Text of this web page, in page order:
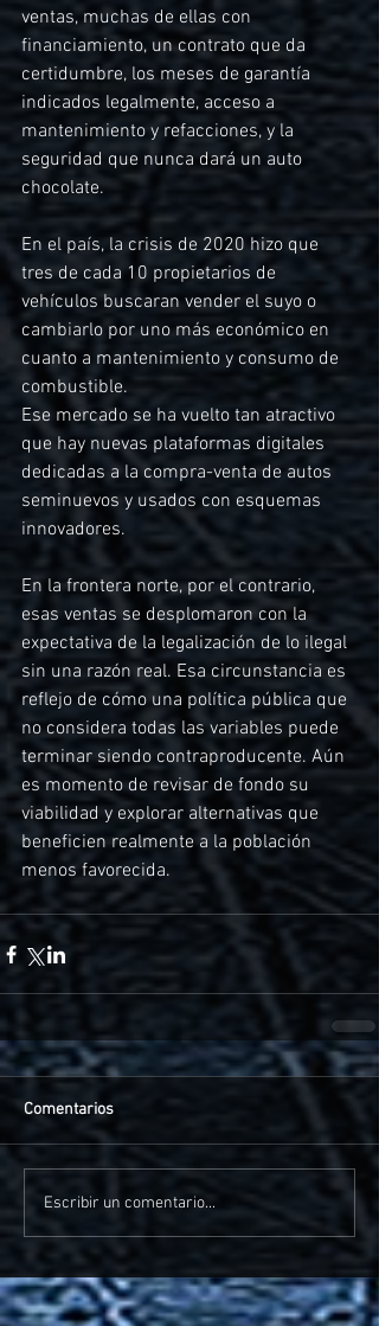
ventas, muchas de ellas con
financiamiento, un contrato que da
certidumbre, los meses de garantía
indicados legalmente, acceso a
mantenimiento y refacciones, y la
seguridad que nunca dará un auto
chocolate.
En el país, la crisis de 2020 hizo que
tres de cada 10 propietarios de
vehículos buscaran vender el suyo o
cambiarlo por uno más económico en
cuanto a mantenimiento y consumo de
combustible.
Ese mercado se ha vuelto tan atractivo
que hay nuevas plataformas digitales
dedicadas a la compra-venta de autos
seminuevos y usados con esquemas
innovadores.
En la frontera norte, por el contrario,
esas ventas se desplomaron con la
expectativa de la legalización de lo ilegal
sin una razón real. Esa circunstancia es
reflejo de cómo una política pública que
no considera todas las variables puede
terminar siendo contraproducente. Aún
es momento de revisar de fondo su
viabilidad y explorar alternativas que
beneficien realmente a la población
menos favorecida.
Comentarios
Escribir un comentario...